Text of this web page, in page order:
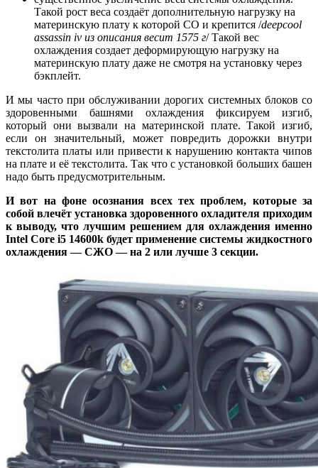
Такой рост веса создаёт дополнительную нагрузку на
материнскую плату к которой СО и крепится /deepcool
assassin iv из описания весит 1575 г/ Такой вес
охлаждения создает деформирующую нагрузку на
материнскую плату даже не смотря на установку через
бэкплейт.
И мы часто при обслуживании дорогих системных блоков со
здоровенными башнями охлаждения фиксируем изгиб,
который они вызвали на материнской плате. Такой изгиб,
если он значительный, может повредить дорожки внутри
текстолита платы или привести к нарушению контакта чипов
на плате и её текстолита. Так что с установкой больших башен
надо быть предусмотрительным.
И вот на фоне осознания всех тех проблем, которые за
собой влечёт установка здоровенного охладителя приходим
к выводу, что лучшим решением для охлаждения именно
Intel Core i5 14600k будет применение системы жидкостного
охлаждения — СЖО — на 2 или лучше 3 секции.